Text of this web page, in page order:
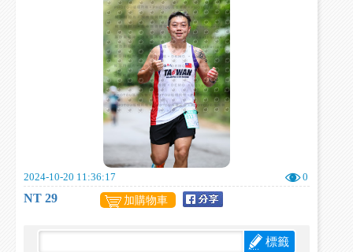
2024-10-20 11:36:17 0
NT 29 加購物車
標籤